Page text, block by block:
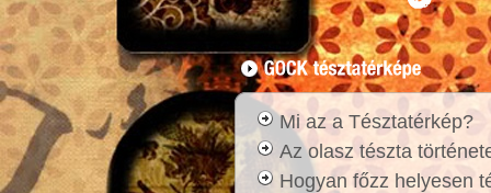
Mi az a Tésztatérkép?
Az olasz tészta
Hogyan főzz helyesen